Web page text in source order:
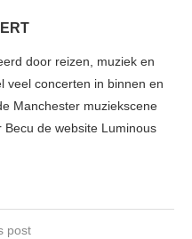
door reizen, muziek en
veel concerten in binnen en
Manchester muziekscene
Becu de website Luminous
post